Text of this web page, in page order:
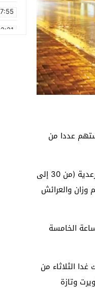
ستهم عددا من
وأوضحت المديرية، في نشرة إنذارية من المستوى البرتقالي، أن أمطارا قوية ومحليا رعدية (من 30 إلى
وزان والعرائش
من الساعة الخامسة
20 إلى 35 ملم) ستهم كذلك غدا الثلاثاء من
وتازة